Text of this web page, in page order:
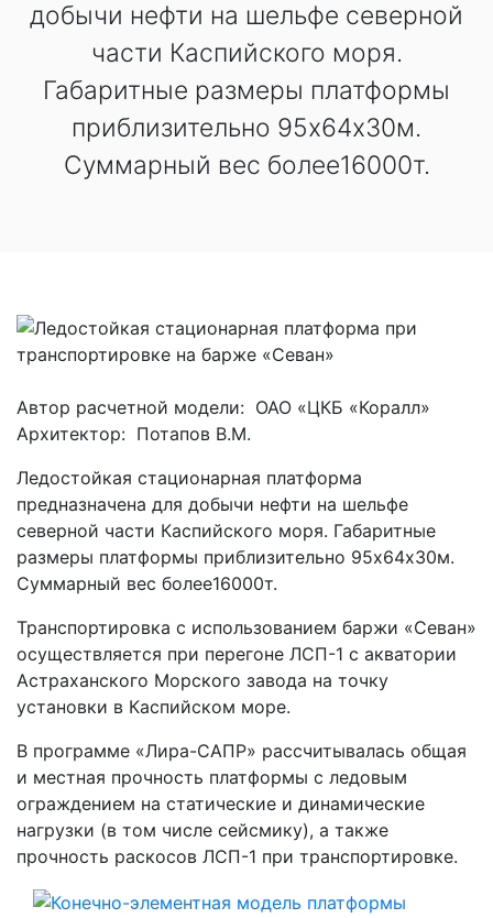
добычи нефти на шельфе северной
части Каспийского моря.
Габаритные размеры платформы
приблизительно 95х64х30м.
Суммарный вес более16000т.
Автор расчетной модели: ОАО «ЦКБ «Коралл»
Архитектор: Потапов В.М.
Ледостойкая стационарная платформа
предназначена для добычи нефти на шельфе
северной части Каспийского моря. Габаритные
размеры платформы приблизительно 95х64х30м.
Суммарный вес более16000т.
Транспортировка с использованием баржи «Севан»
осуществляется при перегоне ЛСП-1 с акватории
Астраханского Морского завода на точку
установки в Каспийском море.
В программе «Лира-САПР» рассчитывалась общая
и местная прочность платформы с ледовым
ограждением на статические и динамические
нагрузки (в том числе сейсмику), а также
прочность раскосов ЛСП-1 при транспортировке.